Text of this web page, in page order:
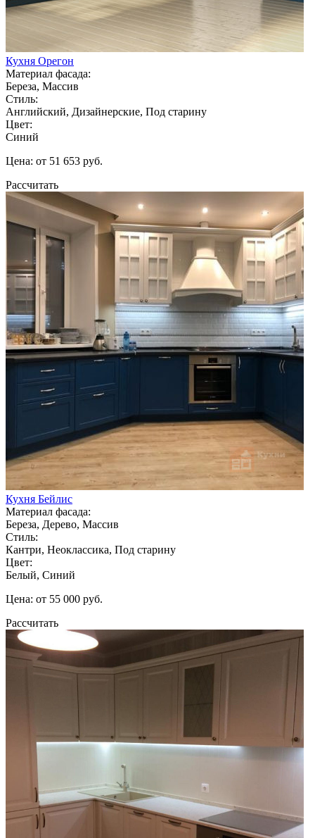
Кухня Орегон
Материал фасада:
Береза, Массив
Стиль:
Английский, Дизайнерские, Под старину
Цвет:
Синий
Цена: от 51 653 руб.
Рассчитать
Кухня Бейлис
Материал фасада:
Береза, Дерево, Массив
Стиль:
Кантри, Неоклассика, Под старину
Цвет:
Белый, Синий
Цена: от 55 000 руб.
Рассчитать